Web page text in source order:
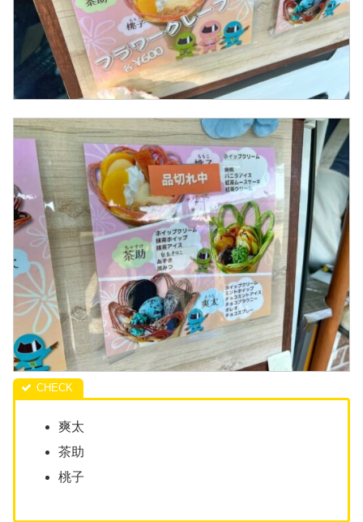
爽太
茶助
桃子